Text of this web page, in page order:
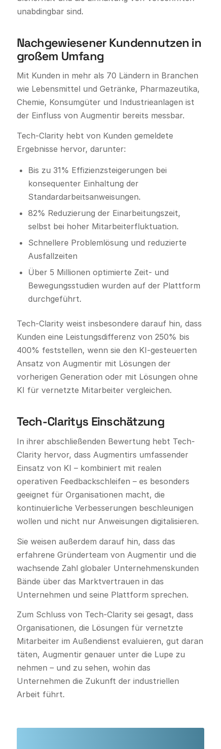
unabdingbar sind.
Nachgewiesener Kundennutzen in
großem Umfang
Mit Kunden in mehr als 70 Ländern in Branchen
wie Lebensmittel und Getränke, Pharmazeutika,
Chemie, Konsumgüter und Industrieanlagen ist
der Einfluss von Augmentir bereits messbar.
Tech-Clarity hebt von Kunden gemeldete
Ergebnisse hervor, darunter:
Bis zu 31% Effizienzsteigerungen bei
konsequenter Einhaltung der
Standardarbeitsanweisungen.
82% Reduzierung der Einarbeitungszeit,
selbst bei hoher Mitarbeiterfluktuation.
Schnellere Problemlösung und reduzierte
Ausfallzeiten
Über 5 Millionen optimierte Zeit- und
Bewegungsstudien wurden auf der Plattform
durchgeführt.
Tech-Clarity weist insbesondere darauf hin, dass
Kunden eine Leistungsdifferenz von 250% bis
400% feststellen, wenn sie den KI-gesteuerten
Ansatz von Augmentir mit Lösungen der
vorherigen Generation oder mit Lösungen ohne
KI für vernetzte Mitarbeiter vergleichen.
Tech-Claritys Einschätzung
In ihrer abschließenden Bewertung hebt Tech-
Clarity hervor, dass Augmentirs umfassender
Einsatz von KI – kombiniert mit realen
operativen Feedbackschleifen – es besonders
geeignet für Organisationen macht, die
kontinuierliche Verbesserungen beschleunigen
wollen und nicht nur Anweisungen digitalisieren.
Sie weisen außerdem darauf hin, dass das
erfahrene Gründerteam von Augmentir und die
wachsende Zahl globaler Unternehmenskunden
Bände über das Marktvertrauen in das
Unternehmen und seine Plattform sprechen.
Zum Schluss von Tech-Clarity sei gesagt, dass
Organisationen, die Lösungen für vernetzte
Mitarbeiter im Außendienst evaluieren, gut daran
täten, Augmentir genauer unter die Lupe zu
nehmen – und zu sehen, wohin das
Unternehmen die Zukunft der industriellen
Arbeit führt.